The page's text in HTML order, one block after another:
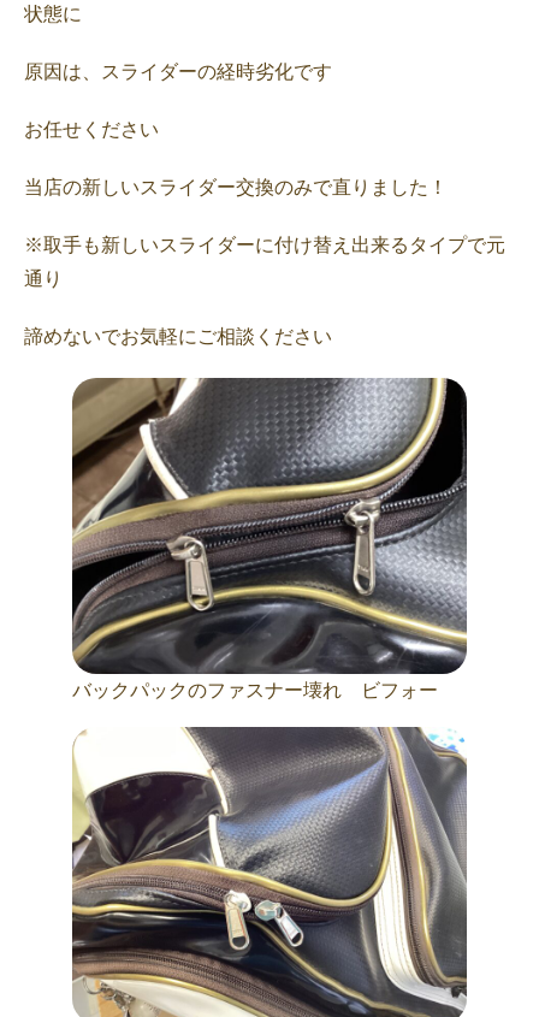
状態に
原因は、スライダーの経時劣化です
お任せください
当店の新しいスライダー交換のみで直りました！
※取手も新しいスライダーに付け替え出来るタイプで元
通り
諦めないでお気軽にご相談ください
バックパックのファスナー壊れ ビフォー